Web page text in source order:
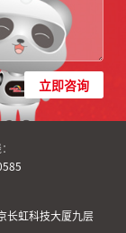
立即咨询
长虹科技大厦九层